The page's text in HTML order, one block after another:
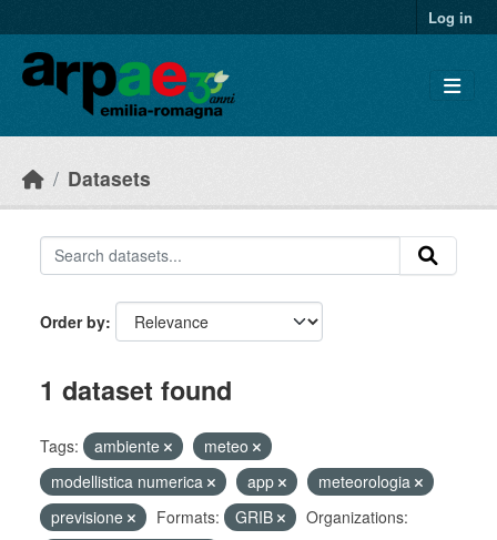
Log in
Datasets
Order by
1 dataset found
Tags: ambiente
meteo
modellistica numerica
app
meteorologia
previsione
Formats: GRIB
Organizations: